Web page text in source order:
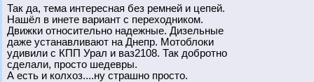
Так да, тема интересная без ремней и цепей.
Нашёл в инете вариант с переходником.
Движки относительно надежные. Дизельные
даже устанавливают на Днепр. Мотоблоки
удивили с КПП Урал и ваз2108. Так добротно
сделали, просто шедевры.
А есть и колхоз....ну страшно просто.